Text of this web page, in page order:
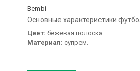
Bembi
Основные характеристики
Цвет: бежевая полоска.
Материал: супрем.